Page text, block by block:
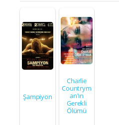
Şampiyon
Charlie
Countrym
an'ın
Gerekli
Ölümü